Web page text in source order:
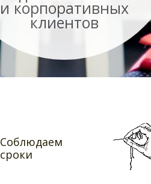
и корпоративных
клиентов
Соблюдаем
сроки